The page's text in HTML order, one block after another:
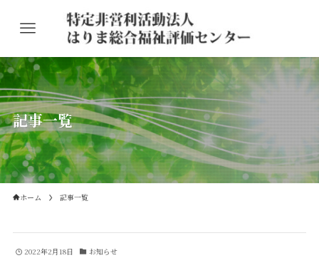
記事一覧
ホーム 記事一覧
2022年2月18日 お知らせ